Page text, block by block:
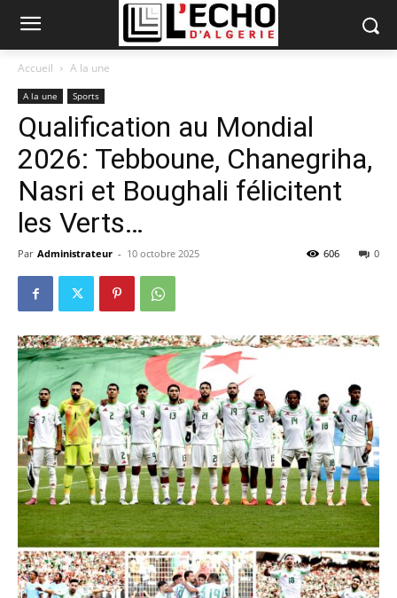
Accueil A la une
A la une Sports
Qualification au Mondial
2026: Tebboune, Chanegriha,
Nasri et Boughali félicitent
les Verts…
Par Administrateur - 10 octobre 2025 0
606